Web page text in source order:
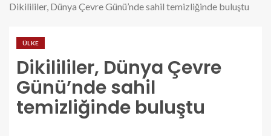
Dikilililer, Dünya Çevre Günü’nde sahil temizliğinde buluştu
ÜLKE
Dikilililer, Dünya Çevre
Günü’nde sahil
temizliğinde buluştu